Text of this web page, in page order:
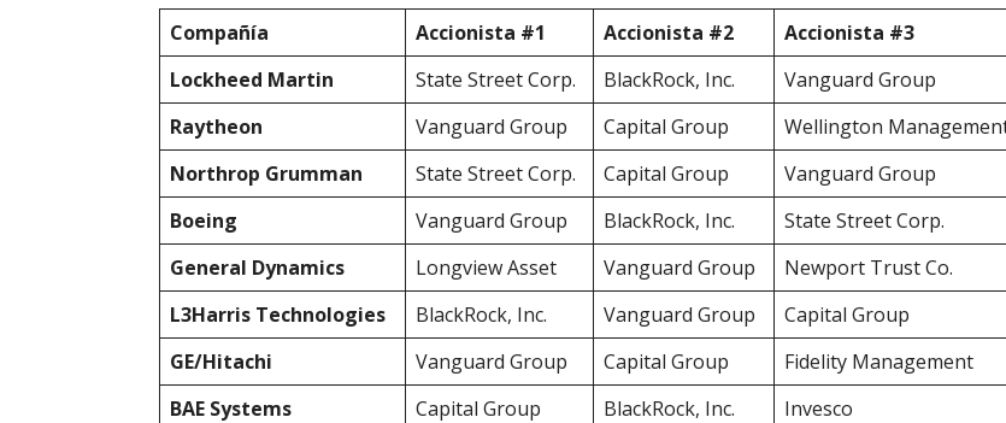
Compañía Accionista #1 Accionista #2
Accionista #3
Lockheed Martin State Street Corp. BlackRock, Inc.
Vanguard Group
Raytheon
Vanguard Group Capital Group
Wellington
Northrop Grumman State Street Corp. Capital Group
Vanguard Group
Boeing
Vanguard Group BlackRock, Inc.
State Street Corp.
General Dynamics Longview Asset Vanguard Group
Newport Trust Co.
L3Harris Technologies BlackRock, Inc. Vanguard Group
Capital Group
GE/Hitachi
Vanguard Group Capital Group
Fidelity Management
BAE Systems Capital Group BlackRock, Inc.
Invesco